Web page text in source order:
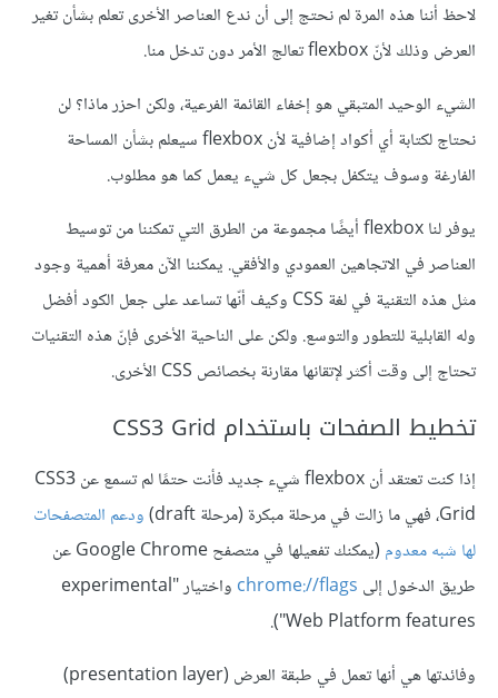
لاحظ أننا هذه المرة لم نحتج إلى أن ندع العناصر الأخرى تعلم بشأن تغير
العرض وذلك لأنّ flexbox تعالج الأمر دون تدخل منا.
الشيء الوحيد المتبقي هو إخفاء القائمة الفرعية، ولكن احزر ماذا؟ لن
نحتاج لكتابة أي أكواد إضافية لأن flexbox سيعلم بشأن المساحة
الفارغة وسوف يتكفل بجعل كل شيء يعمل كما هو مطلوب.
يوفر لنا flexbox أيضًا مجموعة من الطرق التي تمكننا من توسيط
العناصر في الاتجاهين العمودي والأفقي. يمكننا الآن معرفة أهمية وجود
مثل هذه التقنية في لغة CSS وكيف أنّها تساعد على جعل الكود أفضل
وله القابلية للتطور والتوسع. ولكن على الناحية الأخرى فإنّ هذه التقنيات
تحتاج إلى وقت أكثر لإتقانها مقارنة بخصائص CSS الأخرى.
تخطيط الصفحات باستخدام CSS3 Grid
إذا كنت تعتقد أن flexbox شيء جديد فأنت حتمًا لم تسمع عن CSS3
Grid، فهي ما زالت في مرحلة مبكرة (مرحلة draft)
ودعم المتصفحات
لها شبه معدوم
(يمكنك تفعيلها في متصفح Google Chrome عن
طريق الدخول إلى chrome://flags
واختيار "experimental
Web Platform features").
وفائدتها هي أنها تعمل في طبقة العرض (presentation layer)